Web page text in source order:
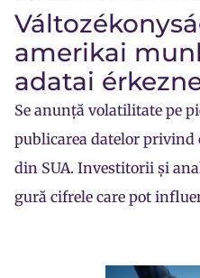
amerikai
adatai
Se anunță volatilitate pe
publicarea datelor privind
din SUA. Investitorii și
gură cifrele care pot